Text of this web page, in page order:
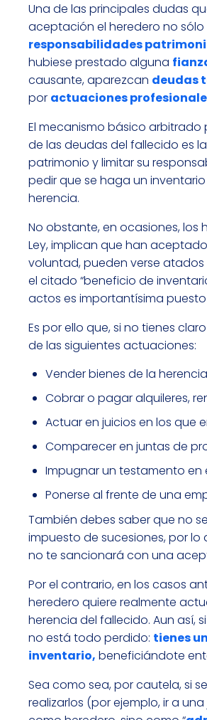
Una de las principales dudas
aceptación el heredero no
responsabilidades
hubiese prestado alguna
causante, aparezcan deudas
por actuaciones
El mecanismo básico
de las deudas del fallecido es
patrimonio y limitar su
pedir que se haga un
herencia.
No obstante, en ocasiones,
Ley, implican que han
voluntad, pueden verse
el citado “beneficio de
actos es importantísima
Es por ello que, si no tienes
de las siguientes actuaciones:
Vender bienes de la
Cobrar o pagar alquileres,
Actuar en juicios en los que
Comparecer en juntas de
Impugnar un testamento en
Ponerse al frente de una
También debes saber que no
impuesto de sucesiones, por
no te sancionará con una
Por el contrario, en los casos
heredero quiere realmente
herencia del fallecido. Aun así,
no está todo perdido: tienes
inventario, beneficiándote
Sea como sea, por cautela, si
realizarlos (por ejemplo, ir a